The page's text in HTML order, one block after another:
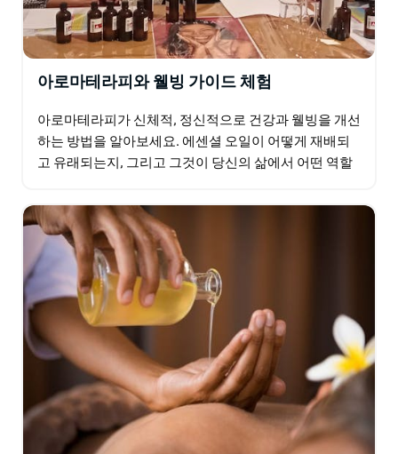
아로마테라피와 웰빙 가이드 체험
아로마테라피가 신체적, 정신적으로 건강과 웰빙을 개선
하는 방법을 알아보세요. 에센셜 오일이 어떻게 재배되
고 유래되는지, 그리고 그것이 당신의 삶에서 어떤 역할
을…